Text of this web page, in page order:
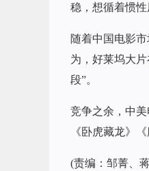
稳，想循着惯性
随着中国电影
为，好莱坞大
段”。
竞争之余，中
《卧虎藏龙》
(责编：邹菁、